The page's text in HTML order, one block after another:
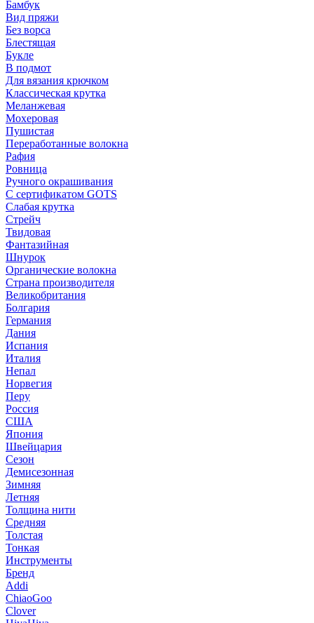
Бамбук
Вид пряжи
Без ворса
Блестящая
Букле
В подмот
Для вязания крючком
Классическая крутка
Меланжевая
Мохеровая
Пушистая
Переработанные волокна
Рафия
Ровница
Ручного окрашивания
С сертификатом GOTS
Слабая крутка
Стрейч
Твидовая
Фантазийная
Шнурок
Органические волокна
Страна производителя
Великобритания
Болгария
Германия
Дания
Испания
Италия
Непал
Норвегия
Перу
Россия
США
Япония
Швейцария
Сезон
Демисезонная
Зимняя
Летняя
Толщина нити
Средняя
Толстая
Тонкая
Инструменты
Бренд
Addi
ChiaoGoo
Clover